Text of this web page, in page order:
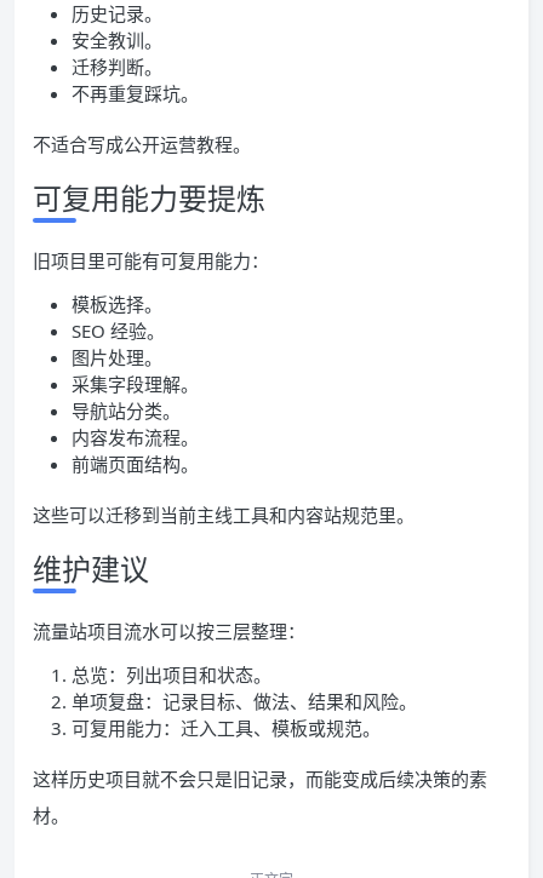
历史记录。
安全教训。
迁移判断。
不再重复踩坑。
不适合写成公开运营教程。
可复用能力要提炼
旧项目里可能有可复用能力：
模板选择。
SEO 经验。
图片处理。
采集字段理解。
导航站分类。
内容发布流程。
前端页面结构。
这些可以迁移到当前主线工具和内容站规范里。
维护建议
流量站项目流水可以按三层整理：
总览：列出项目和状态。
单项复盘：记录目标、做法、结果和风险。
可复用能力：迁入工具、模板或规范。
这样历史项目就不会只是旧记录，而能变成后续决策的素
材。